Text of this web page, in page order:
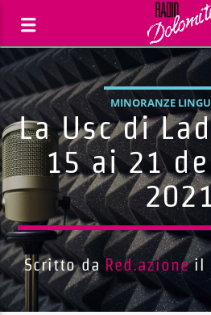
Traccia corrente
MINORANZE
La Usc di
15 ai 21
Scritto da Red.azioneil